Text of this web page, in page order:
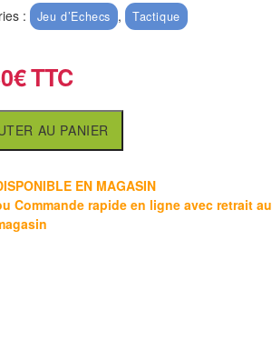
: Jeu d’Echecs , Tactique
€
AU PANIER
EN MAGASIN
Commande rapide en ligne avec retrait au